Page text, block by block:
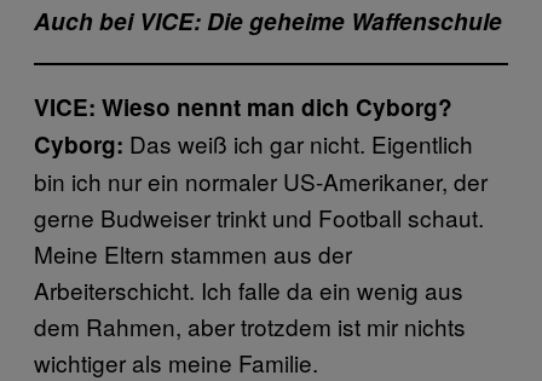
Auch bei VICE:Die geheime Waffenschule
VICE: Wieso nennt man dich Cyborg?
Cyborg: Das weiß ich gar nicht. Eigentlich
bin ich nur ein normaler US-Amerikaner, der
gerne Budweiser trinkt und Football schaut.
Meine Eltern stammen aus der
Arbeiterschicht. Ich falle da ein wenig aus
dem Rahmen, aber trotzdem ist mir nichts
wichtiger als meine Familie.